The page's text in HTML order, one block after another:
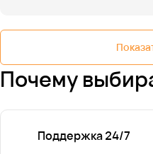
Почему
Поддержка 24/7